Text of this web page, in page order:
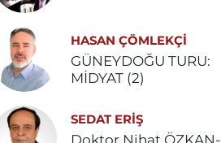
HASAN ÇÖMLEKÇİ
GÜNEYDOĞU TURU:
MİDYAT (2)
SEDAT ERİŞ